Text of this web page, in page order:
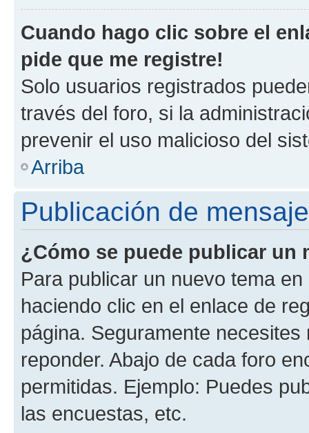
Cuando hago clic sobre el
pide que me registre!
Solo usuarios registrados
través del foro, si la
prevenir el uso malicioso del
Arriba
Publicación de
¿Cómo se puede publicar un
Para publicar un nuevo tema
haciendo clic en el enlace de
página. Seguramente
reponder. Abajo de cada foro
permitidas. Ejemplo: Puedes
las encuestas, etc.